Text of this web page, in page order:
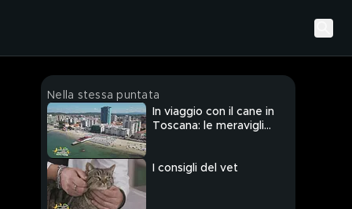
Nella stessa puntata
In viaggio con il cane in
Toscana: le meraviglie
I consigli del vet